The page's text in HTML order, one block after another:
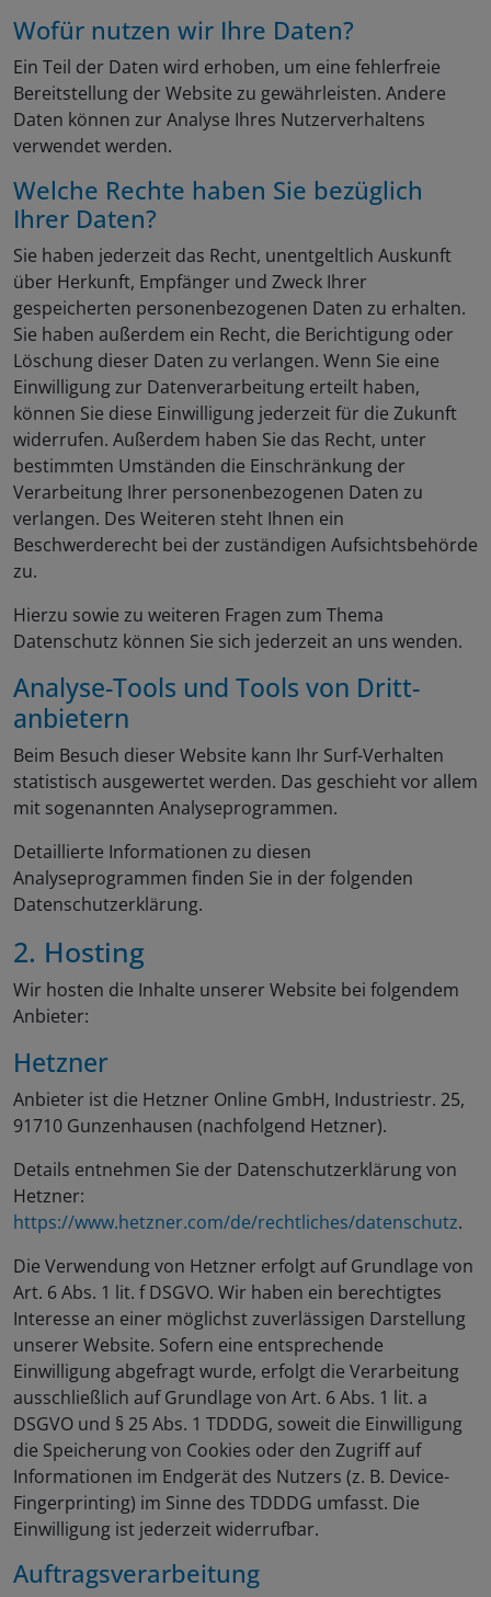
Wofür nutzen wir Ihre Daten?
Ein Teil der Daten wird erhoben, um eine fehlerfreie
Bereitstellung der Website zu gewährleisten. Andere
Daten können zur Analyse Ihres Nutzerverhaltens
verwendet werden.
Welche Rechte haben Sie bezüglich
Ihrer Daten?
Sie haben jederzeit das Recht, unentgeltlich Auskunft
über Herkunft, Empfänger und Zweck Ihrer
gespeicherten personenbezogenen Daten zu erhalten.
Sie haben außerdem ein Recht, die Berichtigung oder
Löschung dieser Daten zu verlangen. Wenn Sie eine
Einwilligung zur Datenverarbeitung erteilt haben,
können Sie diese Einwilligung jederzeit für die Zukunft
widerrufen. Außerdem haben Sie das Recht, unter
bestimmten Umständen die Einschränkung der
Verarbeitung Ihrer personenbezogenen Daten zu
verlangen. Des Weiteren steht Ihnen ein
Beschwerderecht bei der zuständigen Aufsichtsbehörde
zu.
Hierzu sowie zu weiteren Fragen zum Thema
Datenschutz können Sie sich jederzeit an uns wenden.
Analyse-Tools und Tools von Dritt­
anbietern
Beim Besuch dieser Website kann Ihr Surf-Verhalten
statistisch ausgewertet werden. Das geschieht vor allem
mit sogenannten Analyseprogrammen.
Detaillierte Informationen zu diesen
Analyseprogrammen finden Sie in der folgenden
Datenschutzerklärung.
2. Hosting
Wir hosten die Inhalte unserer Website bei folgendem
Anbieter:
Hetzner
Anbieter ist die Hetzner Online GmbH, Industriestr. 25,
91710 Gunzenhausen (nachfolgend Hetzner).
Details entnehmen Sie der Datenschutzerklärung von
Hetzner:
https://www.hetzner.com/de/rechtliches/datenschutz.
Die Verwendung von Hetzner erfolgt auf Grundlage von
Art. 6 Abs. 1 lit. f DSGVO. Wir haben ein berechtigtes
Interesse an einer möglichst zuverlässigen Darstellung
unserer Website. Sofern eine entsprechende
Einwilligung abgefragt wurde, erfolgt die Verarbeitung
ausschließlich auf Grundlage von Art. 6 Abs. 1 lit. a
DSGVO und § 25 Abs. 1 TDDDG, soweit die Einwilligung
die Speicherung von Cookies oder den Zugriff auf
Informationen im Endgerät des Nutzers (z. B. Device-
Fingerprinting) im Sinne des TDDDG umfasst. Die
Einwilligung ist jederzeit widerrufbar.
Auftragsverarbeitung